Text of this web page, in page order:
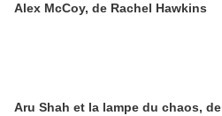
Alex McCoy, de Rachel Hawkins
Aru Shah et la lampe du chaos, de